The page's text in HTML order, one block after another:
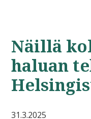
Näillä
haluan
31.3.2025